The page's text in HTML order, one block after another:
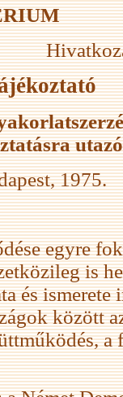
1975.
egyre
is
és ismerete
között
a